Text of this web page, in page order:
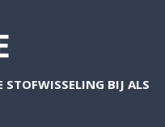
STOFWISSELING BIJ ALS